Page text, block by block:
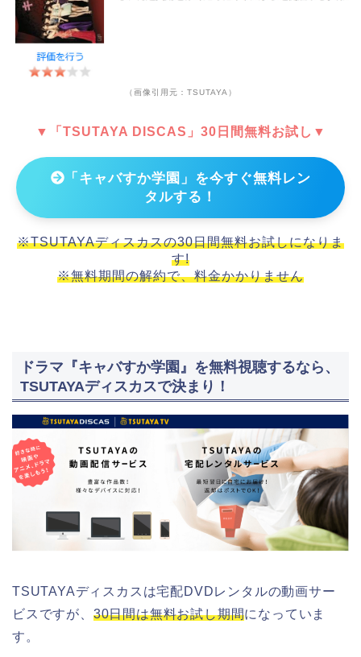
（画像引用元：TSUTAYA）
▼「TSUTAYA DISCAS」30日間無料お試し▼
「キャバすか学園」を今すぐ無料レン
タルする！
※TSUTAYAディスカスの30日間無料お試しになりま
す!
※無料期間の解約で、料金かかりません
ドラマ『キャバすか学園』を無料視聴するなら、
TSUTAYAディスカスで決まり！
TSUTAYAディスカスは宅配DVDレンタルの動画サー
ビスですが、 30日間は無料お試し期間になっていま
す。